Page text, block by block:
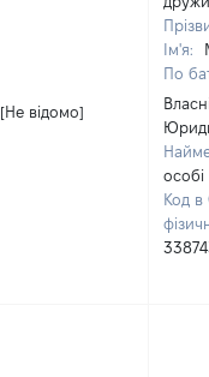
[Не відомо]
Ім'я:
По
особі
Код в